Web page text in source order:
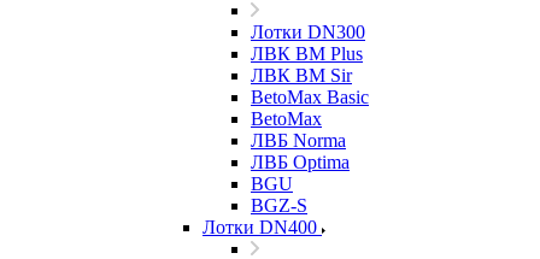
Лотки DN300
ЛВК ВМ Plus
ЛВК ВМ Sir
BetoMax Basic
BetoMax
ЛВБ Norma
ЛВБ Optima
BGU
BGZ-S
Лотки DN400